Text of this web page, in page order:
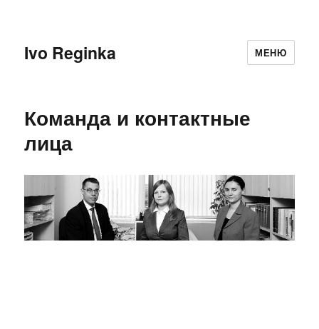
Ivo Reginka МЕНЮ
Команда и контактные
лица